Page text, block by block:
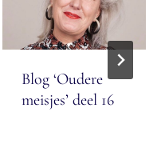
Blog ‘Oudere
meisjes’ deel 16